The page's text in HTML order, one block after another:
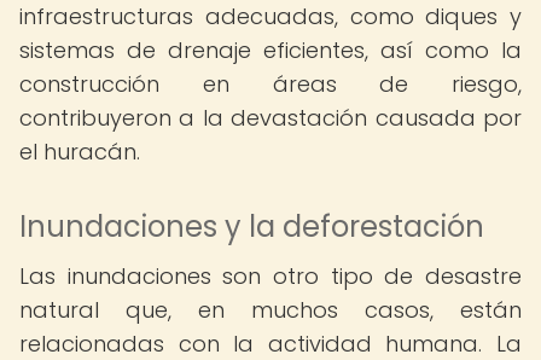
infraestructuras adecuadas, como diques y
sistemas de drenaje eficientes, así como la
construcción en áreas de riesgo,
contribuyeron a la devastación causada por
el huracán.
Inundaciones y la deforestación
Las inundaciones son otro tipo de desastre
natural que, en muchos casos, están
relacionadas con la actividad humana. La